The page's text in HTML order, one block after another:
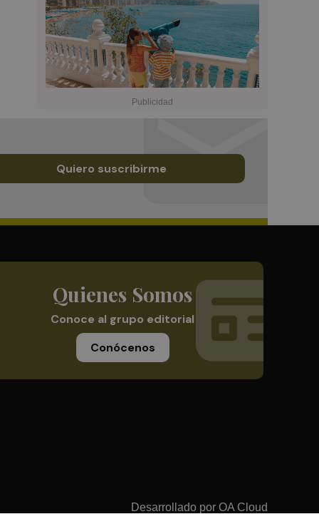
Quiero suscribirme
Quienes Somos
Conoce al grupo editorial
Conócenos
Desarrollado por OA Cloud